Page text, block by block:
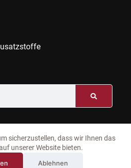
sicherzustellen, dass wir Ihnen das
unserer Website bieten.
Ablehnen